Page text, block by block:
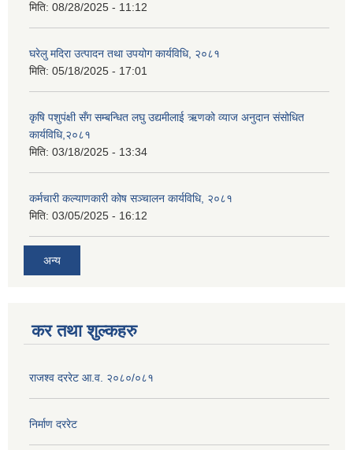
मिति: 08/28/2025 - 11:12
घरेलु मदिरा उत्पादन तथा उपयोग कार्यविधि, २०८१
मिति: 05/18/2025 - 17:01
कृषि पशुपंक्षी सँग सम्बन्धित लघु उद्यमीलाई ऋणको व्याज अनुदान संसोधित
कार्यविधि,२०८१
मिति: 03/18/2025 - 13:34
कर्मचारी कल्याणकारी कोष सञ्चालन कार्यविधि, २०८१
मिति: 03/05/2025 - 16:12
अन्य
कर तथा शुल्कहरु
राजश्व दररेट आ.व. २०८०/०८१
निर्माण दररेट